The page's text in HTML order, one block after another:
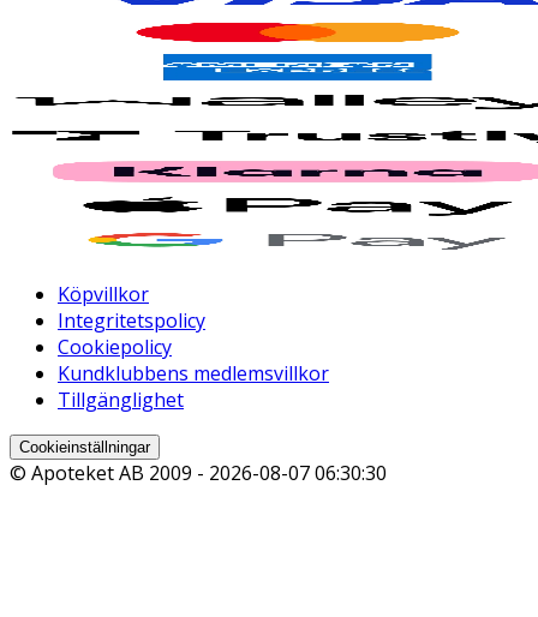
Köpvillkor
Integritetspolicy
Cookiepolicy
Kundklubbens medlemsvillkor
Tillgänglighet
Cookieinställningar
© Apoteket AB 2009 - 2026-08-07 06:30:30